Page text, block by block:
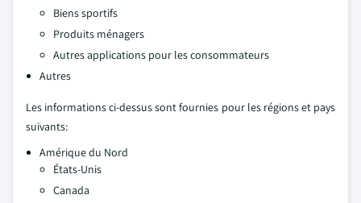
Biens sportifs
Produits ménagers
Autres applications pour les consommateurs
Autres
Les informations ci-dessus sont fournies pour les régions et pays
suivants:
Amérique du Nord
États-Unis
Canada